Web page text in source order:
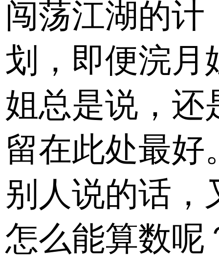
闯荡江湖的计
划，即便浣月
姐总是说，还
留在此处最好
别人说的话，
怎么能算数呢